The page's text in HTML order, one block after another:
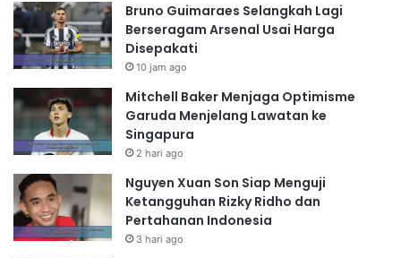
Bruno Guimaraes Selangkah Lagi
Berseragam Arsenal Usai Harga
Disepakati
10 jam ago
Mitchell Baker Menjaga Optimisme
Garuda Menjelang Lawatan ke
Singapura
2 hari ago
Nguyen Xuan Son Siap Menguji
Ketangguhan Rizky Ridho dan
Pertahanan Indonesia
3 hari ago